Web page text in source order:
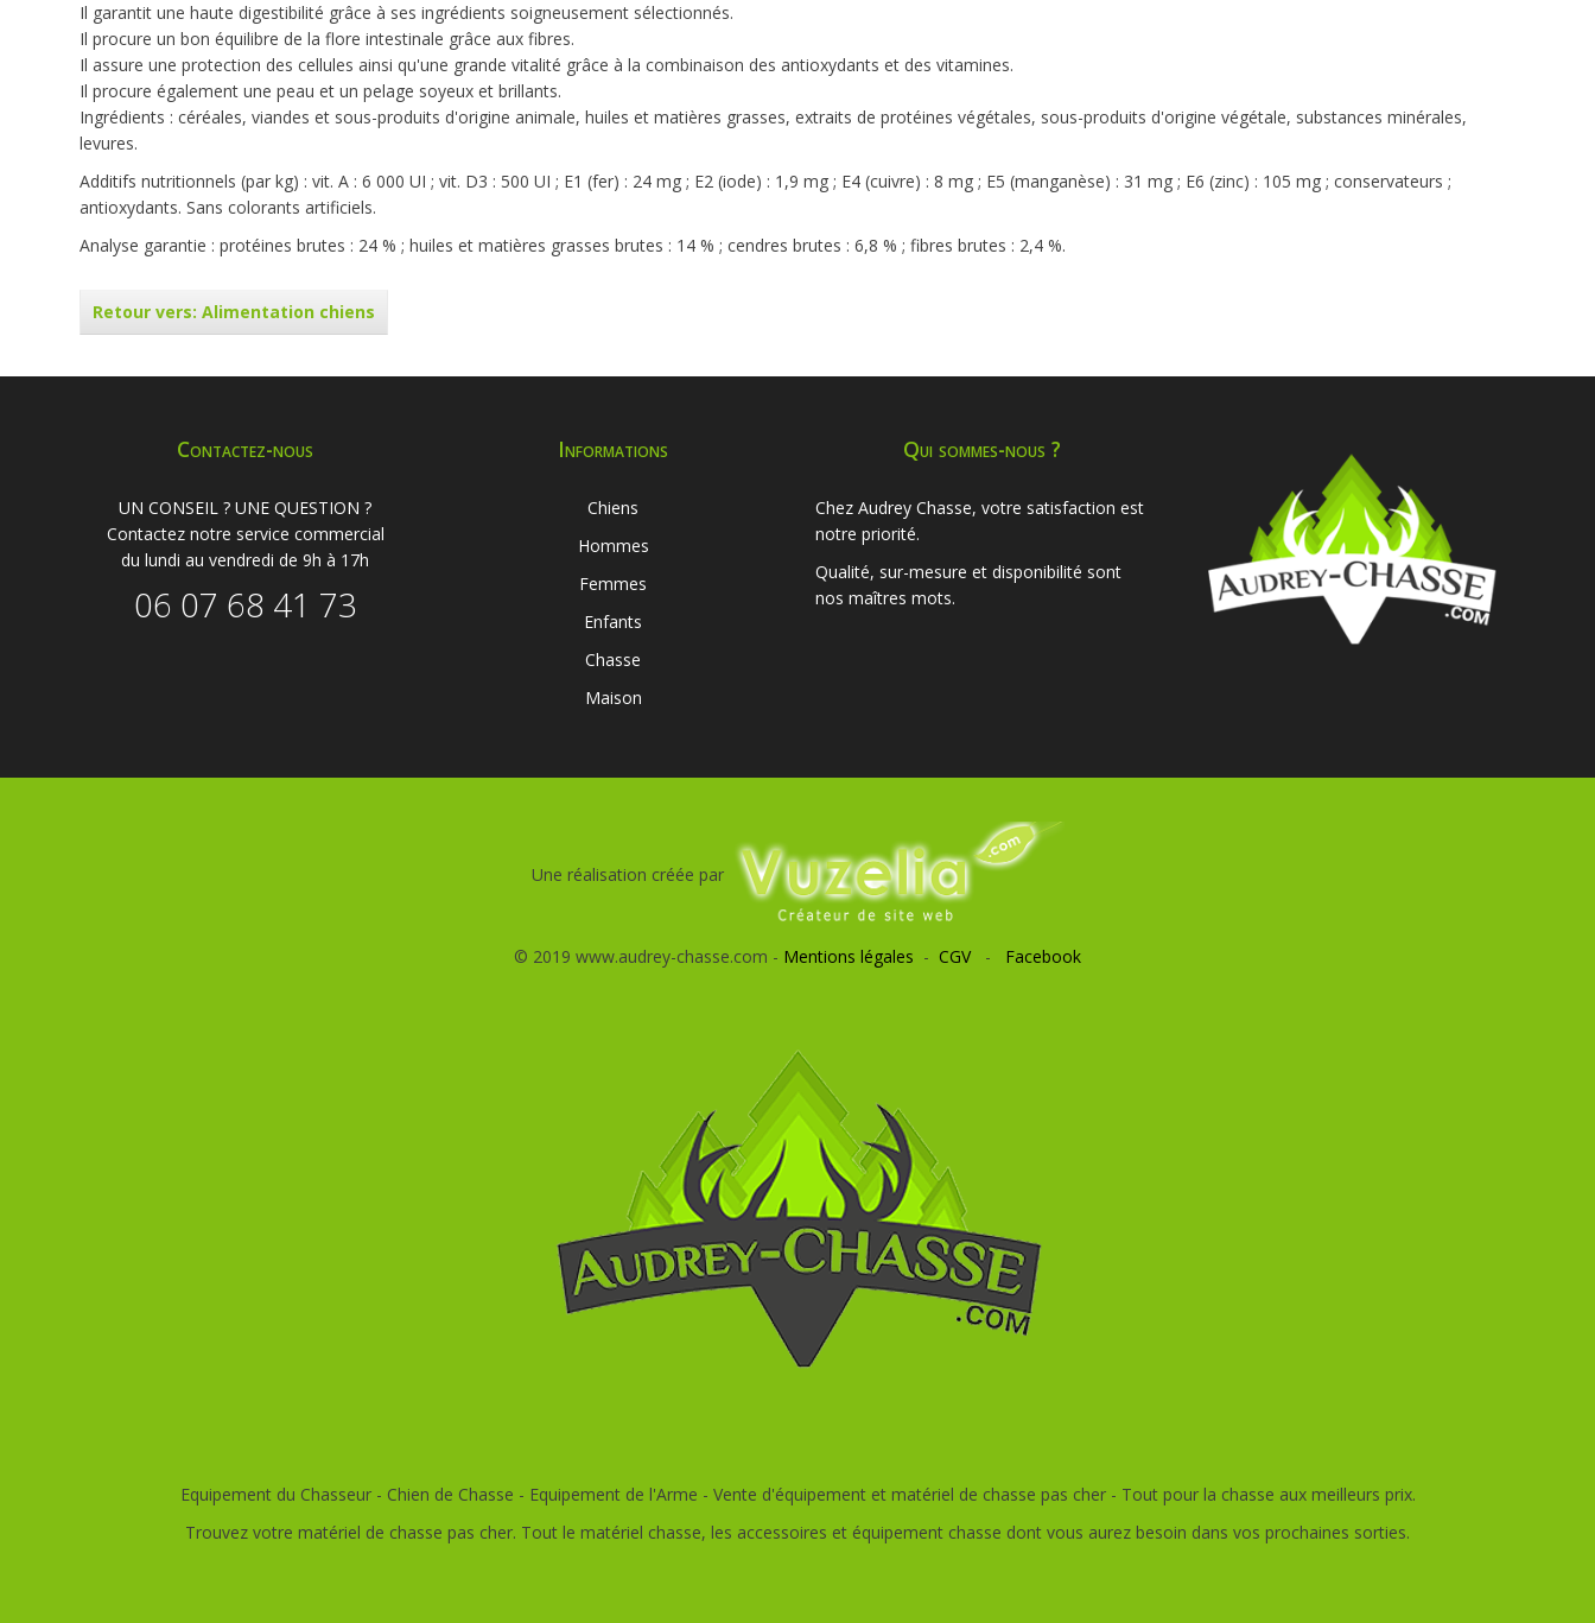
Il garantit une haute digestibilité grâce à ses ingrédients soigneusement sélectionnés.
Il procure un bon équilibre de la flore intestinale grâce aux fibres.
Il assure une protection des cellules ainsi qu'une grande vitalité grâce à la combinaison des antioxydants et des vitamines.
Il procure également une peau et un pelage soyeux et brillants.
Ingrédients : céréales, viandes et sous-produits d'origine animale, huiles et matières grasses, extraits de protéines végétales, sous-produits d'origine végétale, substances minérales,
levures.
Additifs nutritionnels (par kg) : vit. A : 6 000 UI ; vit. D3 : 500 UI ; E1 (fer) : 24 mg ; E2 (iode) : 1,9 mg ; E4 (cuivre) : 8 mg ; E5 (manganèse) : 31 mg ; E6 (zinc) : 105 mg ; conservateurs ;
antioxydants. Sans colorants artificiels.
Analyse garantie : protéines brutes : 24 % ; huiles et matières grasses brutes : 14 % ; cendres brutes : 6,8 % ; fibres brutes : 2,4 %.
Retour vers: Alimentation chiens
Contactez-nous
UN CONSEIL ? UNE QUESTION ?
Contactez notre service commercial
du lundi au vendredi de 9h à 17h
06 07 68 41 73
Informations
Chiens
Hommes
Femmes
Enfants
Chasse
Maison
Qui sommes-nous ?
Chez Audrey Chasse, votre satisfaction est
notre priorité.
Qualité, sur-mesure et disponibilité sont
nos maîtres mots.
Une réalisation créée par
© 2019 www.audrey-chasse.com - Mentions légales - CGV- Facebook
Equipement du Chasseur - Chien de Chasse - Equipement de l'Arme - Vente d'équipement et matériel de chasse pas cher - Tout pour la chasse aux meilleurs prix.
Trouvez votre matériel de chasse pas cher. Tout le matériel chasse, les accessoires et équipement chasse dont vous aurez besoin dans vos prochaines sorties.